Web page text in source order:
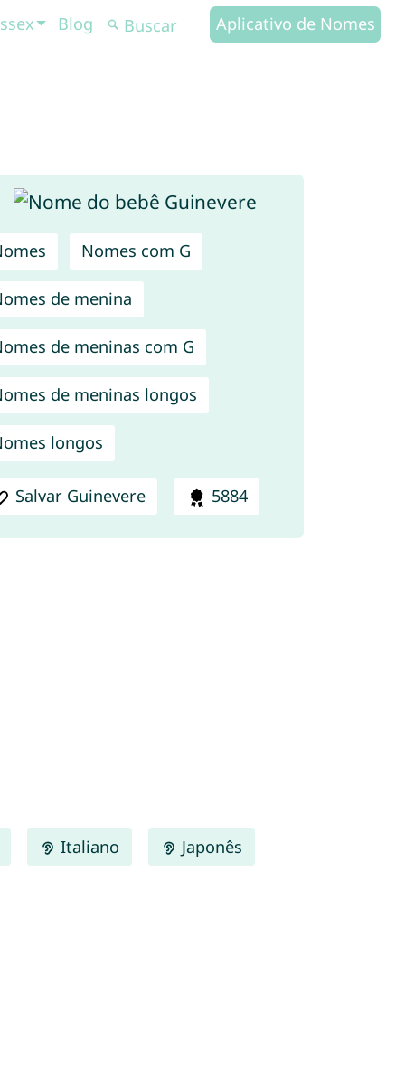
Blog Aplicativo de Nomes
Nomes com G
de menina
de meninas com G
de meninas longos
longos
Salvar Guinevere 5884
Italiano Japonês